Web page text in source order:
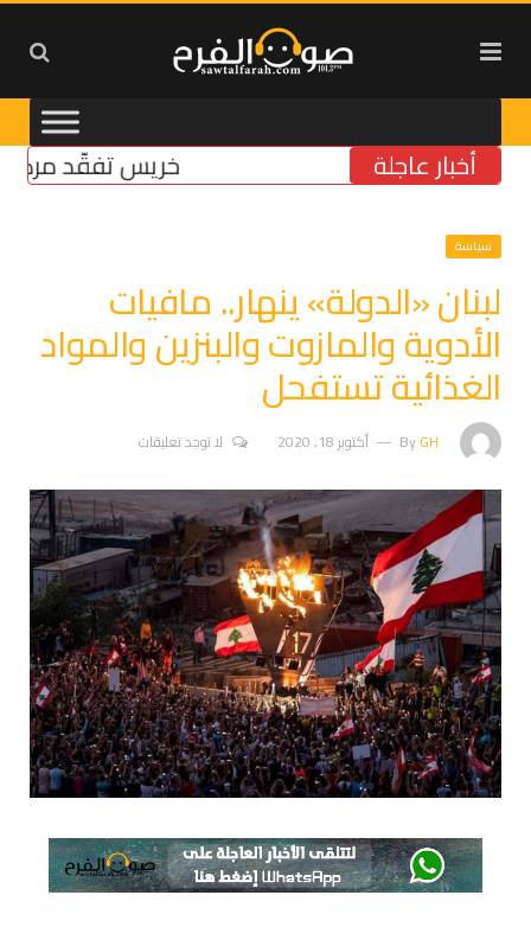
أخبار عاجلة خريس تفقّد مركز
سياسة
لبنان «الدولة» ينهار.. مافيات
الأدوية والمازوت والبنزين والمواد
الغذائية تستفحل
ByGH أكتوبر 18, 2020 لا توجد تعليقات